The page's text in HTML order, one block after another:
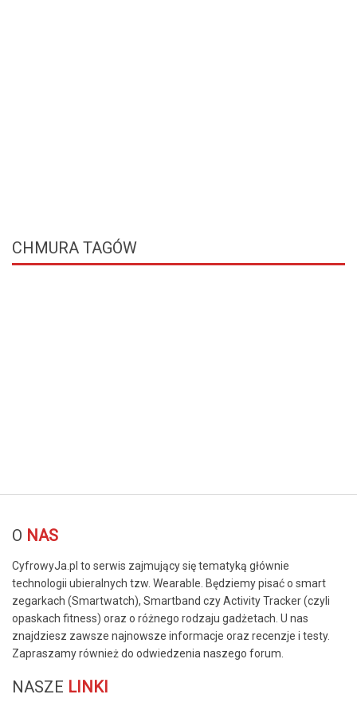
CHMURA TAGÓW
O NAS
CyfrowyJa.pl to serwis zajmujący się tematyką głównie
technologii ubieralnych tzw. Wearable. Będziemy pisać o smart
zegarkach (Smartwatch), Smartband czy Activity Tracker (czyli
opaskach fitness) oraz o różnego rodzaju gadżetach. U nas
znajdziesz zawsze najnowsze informacje oraz recenzje i testy.
Zapraszamy również do odwiedzenia naszego forum.
NASZE LINKI